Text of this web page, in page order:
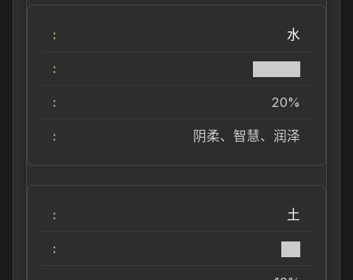
水
20%
阴柔、智慧、润泽
土